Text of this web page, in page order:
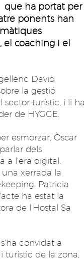
que ha portat per
ponents han
el coaching i el
David
la gestió
sector turístic, i li
de HYGGE.
esmorzar, Òscar
dels
a l'era digital.
xerrada la
Patricia
ha estat la
de l'Hostal Sa
convidat a
turístic de la zona,